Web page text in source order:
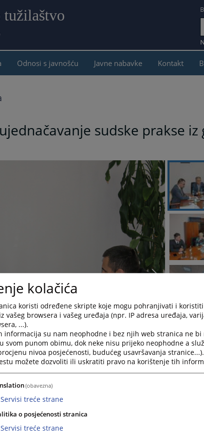
sadržaj
Odnosi s javnošću Javne nabavke Kontakt
sudske prakse
sudske prakse iz građanske oblasti, drugi po
u Bosni i Hercegovini, odnosno predstavnici Suda
Srpske, Vrhovnog suda Federacije Bosne i
kolačića
koristi određene skripte koje mogu pohranjivati i
vašeg browsera i vašeg uređaja (npr. IP adresa uređaja,
...).
informacija su nam neophodne i bez njih web stranica ne bi
svom punom obimu, dok neke nisu prijeko neophodne a
nivoa posjećenosti, budućeg usavršavanja stranice...).
možete dozvoliti ili uskratiti pravo na korištenje tih
(obavezna)
Servisi treće strane
o posjećenosti stranica
Servisi treće strane